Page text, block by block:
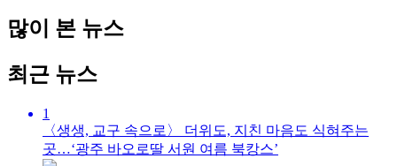
많이 본 뉴스
최근 뉴스
1
〈생생, 교구 속으로〉 더위도, 지친 마음도 식혀주는
곳…‘광주 바오로딸 서원 여름 북캉스’